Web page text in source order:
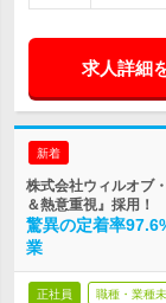
求人詳細
新着
株式会社ウィルオブ
＆熱意重視』採用！
驚異の定着率
業
正社員 職種・業種